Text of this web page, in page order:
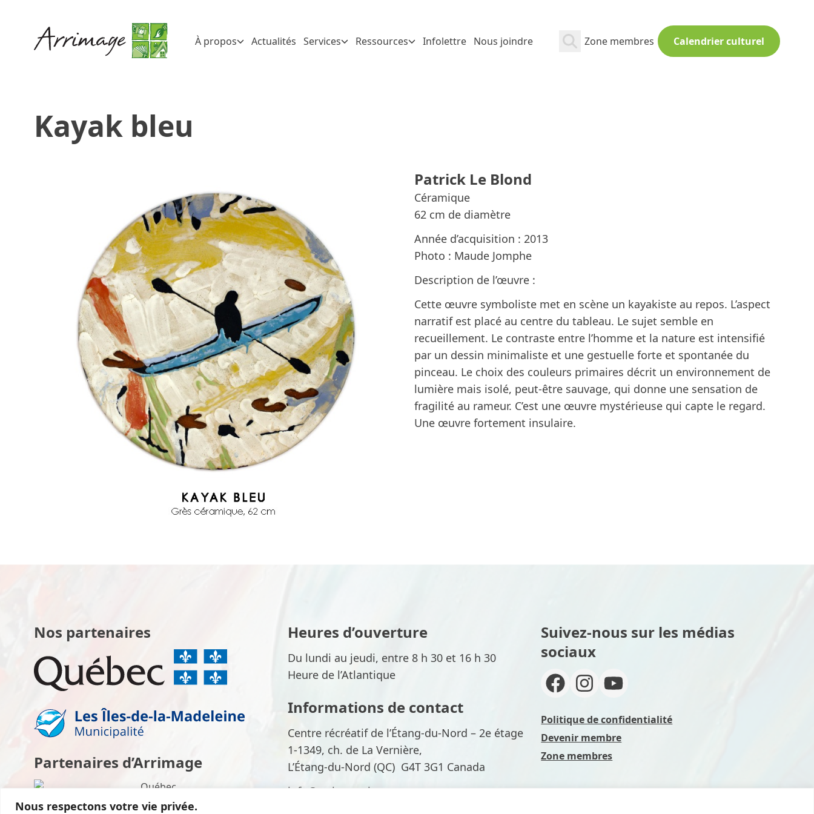
Nous respectons votre vie privée.
À propos Actualités Services Ressources Infolettre Nous joindre Zone membres Calendrier culturel
Kayak bleu
Patrick Le Blond
Céramique
62 cm de diamètre
Année d’acquisition : 2013
Photo : Maude Jomphe
Description de l’œuvre :
Cette œuvre symboliste met en scène un kayakiste au repos. L’aspect
narratif est placé au centre du tableau. Le sujet semble en
recueillement. Le contraste entre l’homme et la nature est intensifié
par un dessin minimaliste et une gestuelle forte et spontanée du
pinceau. Le choix des couleurs primaires décrit un environnement de
lumière mais isolé, peut-être sauvage, qui donne une sensation de
fragilité au rameur. C’est une œuvre mystérieuse qui capte le regard.
Une œuvre fortement insulaire.
Nos partenaires
Partenaires d’Arrimage
Heures d’ouverture
Du lundi au jeudi, entre 8 h 30 et 16 h 30
Heure de l’Atlantique
Informations de contact
Centre récréatif de l’Étang-du-Nord – 2e étage
1-1349, ch. de La Vernière,
L’Étang-du-Nord (QC) G4T 3G1 Canada
info@arrimage-im.qc.ca
Suivez-nous sur les médias
sociaux
Politique de confidentialité
Devenir membre
Zone membres